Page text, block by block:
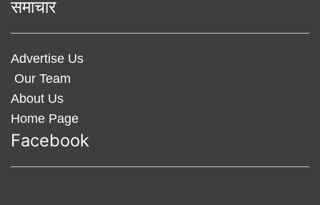
समाचार
Advertise Us
Our Team
About Us
Home Page
Facebook